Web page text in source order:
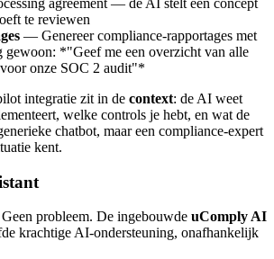
te reviewen
— Genereer compliance-rapportages met
gewoon: *"Geef me een overzicht van alle
onze SOC 2 audit"*
integratie zit in de context: de AI weet
welke controls je hebt, en wat de
chatbot, maar een compliance-expert
kent.
probleem. De ingebouwde uComply AI
krachtige AI-ondersteuning, onafhankelijk